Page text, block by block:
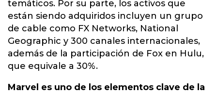
temáticos. Por su parte, los activos que
están siendo adquiridos incluyen un grupo
de cable como FX Networks, National
Geographic y 300 canales internacionales,
además de la participación de Fox en Hulu,
que equivale a 30%.
Marvel es uno de los elementos clave de la